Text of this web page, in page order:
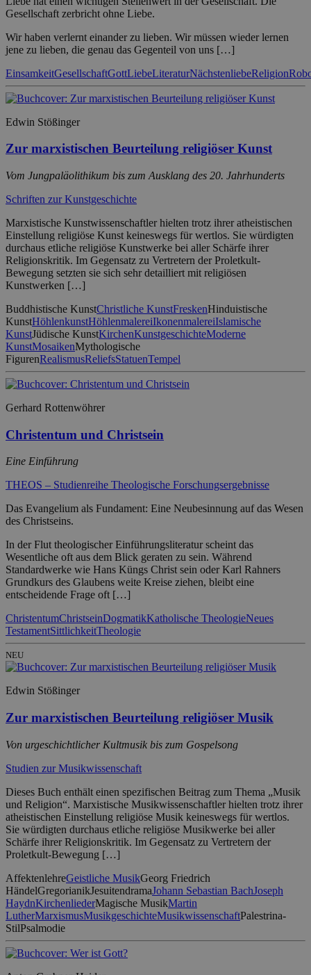
Gesellschaft zerbricht ohne Liebe.
Wir haben verlernt einander zu lieben. Wir müssen wieder lernen
jene zu lieben, die genau das Gegenteil von uns […]
EinsamkeitGesellschaftGottLiebeLiteraturNächstenliebeReligion
Edwin Stößinger
Zur marxistischen Beurteilung religiöser Kunst
Vom Jungpaläolithikum bis zum Ausklang des 20. Jahrhunderts
Schriften zur Kunstgeschichte
Marxistische Kunstwissenschaftler hielten trotz ihrer atheistischen
Einstellung religiöse Kunst keineswegs für wertlos. Sie würdigten
durchaus etliche religiöse Kunstwerke bei aller Schärfe ihrer
Religionskritik. Im Gegensatz zu Vertretern der Proletkult-
Bewegung setzten sie sich sehr detailliert mit religiösen
Kunstwerken […]
Buddhistische KunstChristliche KunstFreskenHinduistische
KunstHöhlenkunstHöhlenmalereiIkonenmalereiIslamische
KunstJüdische KunstKirchenKunstgeschichteModerne
KunstMosaikenMythologische
FigurenRealismusReliefsStatuenTempel
Gerhard Rottenwöhrer
Christentum und Christsein
Eine Einführung
THEOS – Studienreihe Theologische Forschungsergebnisse
Das Evangelium als Fundament: Eine Neubesinnung auf das Wesen
des Christseins.
In der Flut theologischer Einführungsliteratur scheint das
Wesentliche oft aus dem Blick geraten zu sein. Während
Standardwerke wie Hans Küngs Christ sein oder Karl Rahners
Grundkurs des Glaubens weite Kreise ziehen, bleibt eine
entscheidende Frage oft […]
ChristentumChristseinDogmatikKatholische TheologieNeues
TestamentSittlichkeitTheologie
NEU
Edwin Stößinger
Zur marxistischen Beurteilung religiöser Musik
Von urgeschichtlicher Kultmusik bis zum Gospelsong
Studien zur Musikwissenschaft
Dieses Buch enthält einen spezifischen Beitrag zum Thema „Musik
und Religion“. Marxistische Musikwissenschaftler hielten trotz ihrer
atheistischen Einstellung religiöse Musik keineswegs für wertlos.
Sie würdigten durchaus etliche religiöse Musikwerke bei aller
Schärfe ihrer Religionskritik. Im Gegensatz zu Vertretern der
Proletkult-Bewegung […]
AffektenlehreGeistliche MusikGeorg Friedrich
HändelGregorianikJesuitendramaJohann Sebastian BachJoseph
HaydnKirchenliederMagische MusikMartin
LutherMarxismusMusikgeschichteMusikwissenschaftPalestrina-
StilPsalmodie